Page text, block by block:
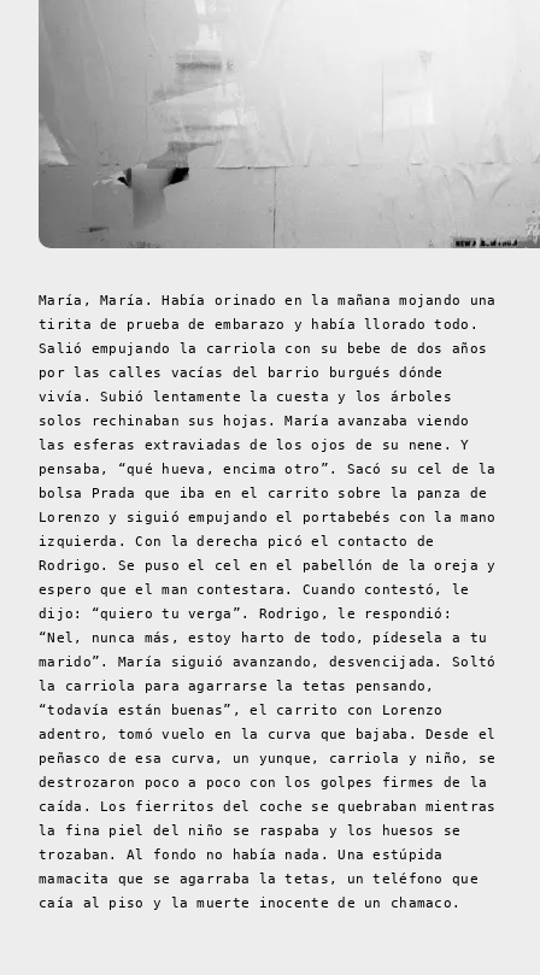
María, María. Había orinado en la mañana mojando una
tirita de prueba de embarazo y había llorado todo.
Salió empujando la carriola con su bebe de dos años
por las calles vacías del barrio burgués dónde
vivía. Subió lentamente la cuesta y los árboles
solos rechinaban sus hojas. María avanzaba viendo
las esferas extraviadas de los ojos de su nene. Y
pensaba, “qué hueva, encima otro”. Sacó su cel de la
bolsa Prada que iba en el carrito sobre la panza de
Lorenzo y siguió empujando el portabebés con la mano
izquierda. Con la derecha picó el contacto de
Rodrigo. Se puso el cel en el pabellón de la oreja y
espero que el man contestara. Cuando contestó, le
dijo: “quiero tu verga”. Rodrigo, le respondió:
“Nel, nunca más, estoy harto de todo, pídesela a tu
marido”. María siguió avanzando, desvencijada. Soltó
la carriola para agarrarse la tetas pensando,
“todavía están buenas”, el carrito con Lorenzo
adentro, tomó vuelo en la curva que bajaba. Desde el
peñasco de esa curva, un yunque, carriola y niño, se
destrozaron poco a poco con los golpes firmes de la
caída. Los fierritos del coche se quebraban mientras
la fina piel del niño se raspaba y los huesos se
trozaban. Al fondo no había nada. Una estúpida
mamacita que se agarraba la tetas, un teléfono que
caía al piso y la muerte inocente de un chamaco.